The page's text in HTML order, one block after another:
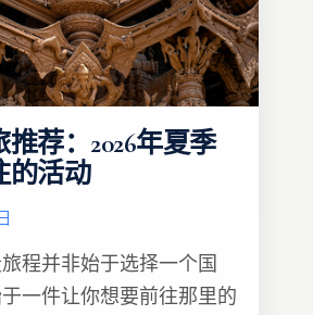
荐：2026年夏季
的活动
程并非始于选择一个国
一件让你想要前往那里的